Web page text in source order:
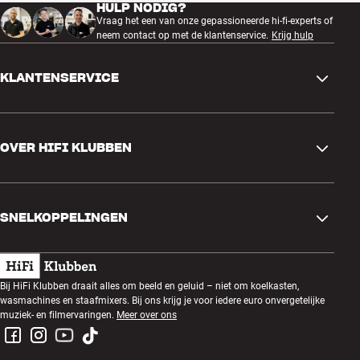
HULP NODIG?
Vraag het een van onze gepassioneerde hi-fi-experts of
neem contact op met de klantenservice. Krijg hulp
KLANTENSERVICE
Ruilen en retourneren
Bestelling herroepen
Algemene voorwaarden
Privacybeleid
OVER HIFI KLUBBEN
Klantenclub
Luisteravond
Prijsvragen
Werken bij HiFi Klubben
SNELKOPPELINGEN
Cadeaubonnen
Bouwen met geluid
Montage en installatie
Bij HiFi Klubben draait alles om beeld en geluid – niet om koelkasten,
wasmachines en staafmixers. Bij ons krijg je voor iedere euro onvergetelijke
muziek- en filmervaringen. Meer over ons